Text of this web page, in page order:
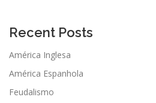
Recent Posts
América Inglesa
América Espanhola
Feudalismo